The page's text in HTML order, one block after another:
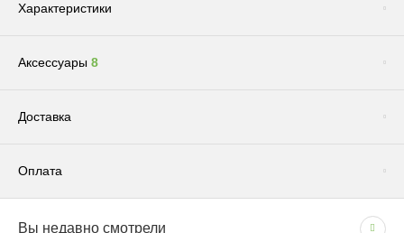
Характеристики
Размещение
Аксессуары 8
Доставка
Оплата
Вы недавно смотрели